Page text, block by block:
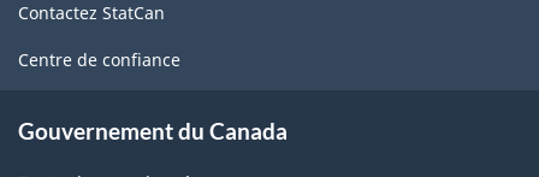
ce
site
Contactez StatCan
Centre de confiance
Gouvernement du Canada